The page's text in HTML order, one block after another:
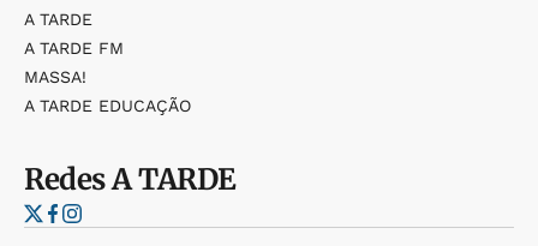
A TARDE
A TARDE FM
MASSA!
A TARDE EDUCAÇÃO
RedesA TARDE